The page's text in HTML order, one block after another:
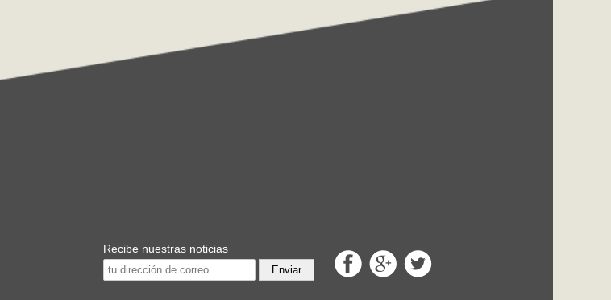
Recibe nuestras noticias
Enviar